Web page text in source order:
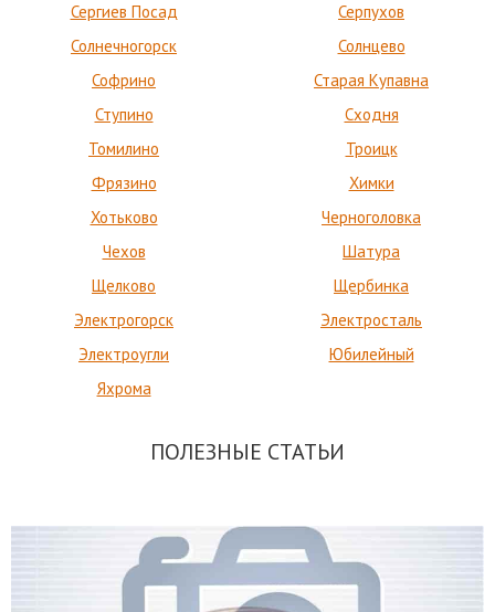
Сергиев Посад
Серпухов
Солнечногорск
Солнцево
Софрино
Старая Купавна
Ступино
Сходня
Томилино
Троицк
Фрязино
Химки
Хотьково
Черноголовка
Чехов
Шатура
Щелково
Щербинка
Электрогорск
Электросталь
Электроугли
Юбилейный
Яхрома
ПОЛЕЗНЫЕ СТАТЬИ